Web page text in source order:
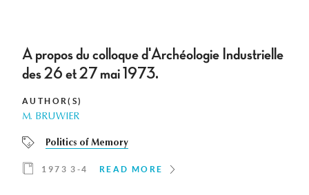
A propos du colloque d'Archéologie Industrielle
des 26 et 27 mai 1973.
AUTHOR(S)
M. BRUWIER
Politics of Memory
1973 3-4 READ MORE